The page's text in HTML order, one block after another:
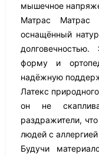
мышечное
Матрас Матрас
оснащённый
форму и
надёжную
Латекс
он не
раздражители,
людей с
Будучи